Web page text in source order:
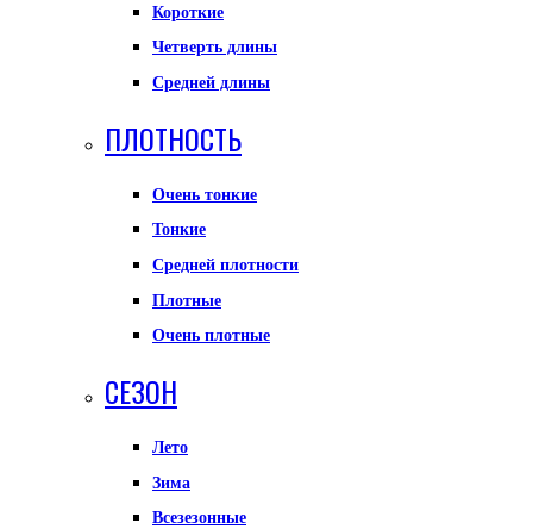
Короткие
Четверть длины
Средней длины
ПЛОТНОСТЬ
Очень тонкие
Тонкие
Средней плотности
Плотные
Очень плотные
СЕЗОН
Лето
Зима
Всезезонные